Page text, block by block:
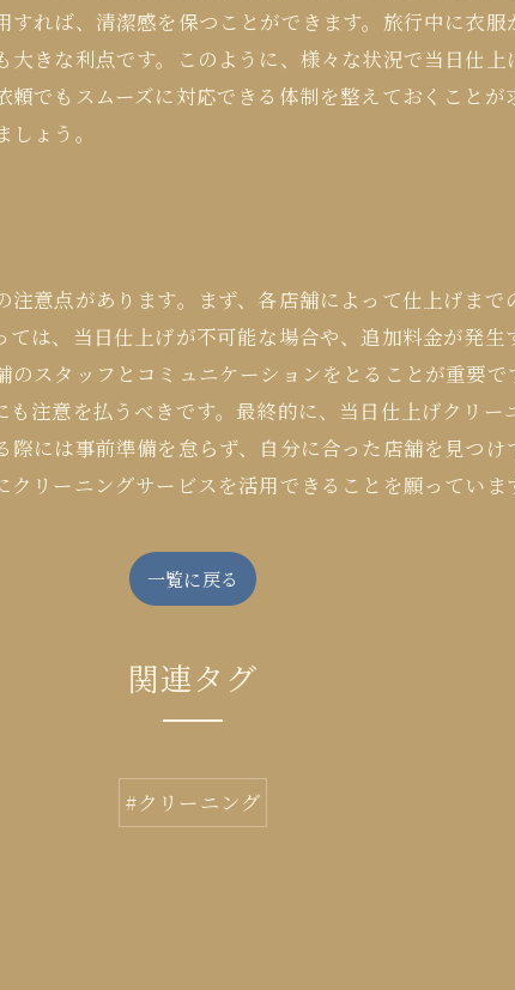
れば、清潔感を保つことができます。旅行中に衣
きな利点です。このように、様々な状況で当日仕上
でもスムーズに対応できる体制を整えておくこと
ょう。
意点があります。まず、各店舗によって仕上げま
は、当日仕上げが不可能な場合や、追加料金が発
スタッフとコミュニケーションをとることが重要
注意を払うべきです。最終的に、当日仕上げクリ
には事前準備を怠らず、自分に合った店舗を見つ
リーニングサービスを活用できることを願っていま
一覧に戻る
関連タグ
#クリーニング